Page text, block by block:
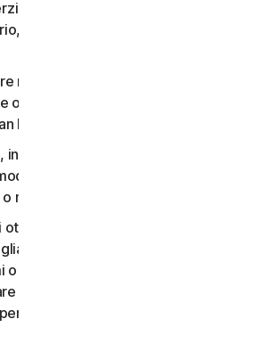
o che risulta illegale, lesivo,
calunnioso o invasivo della privacy
materiale che contiene virus o altro
o programmi per computer dannosi
horse, worm o time bomb;
interferire, negare il servizio in
o forma a qualsiasi altra rete,
nodo attraverso i Servizi;
un accesso non autorizzato
Servizio, agli account di altri utenti
o reti di computer connessi ai Servizi
qualsiasi misura che potremmo
prevenire o limitare l’accesso ai